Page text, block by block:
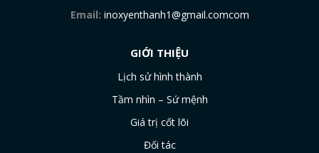
Email: inoxyenthanh1@gmail.comcom
GIỚI THIỆU
Lịch sử hình thành
Tầm nhìn – Sứ mệnh
Giá trị cốt lõi
Đối tác